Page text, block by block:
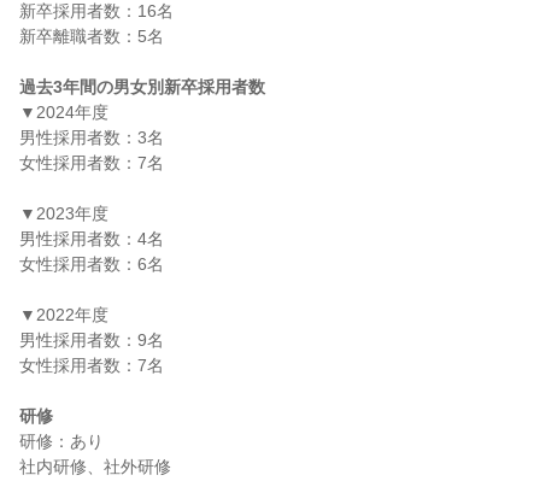
新卒採用者数：16名
新卒離職者数：5名
過去3年間の男女別新卒採用者数
▼2024年度
男性採用者数：3名
女性採用者数：7名
▼2023年度
男性採用者数：4名
女性採用者数：6名
▼2022年度
男性採用者数：9名
女性採用者数：7名
研修
研修：あり